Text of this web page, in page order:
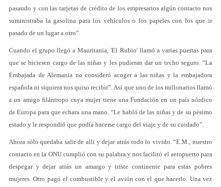
pasando y con las tarjetas de crédito de los empresarios algún contacto nos
suministraba la gasolina para los vehículos o los papeles con los que ir
pasado de un lugar a otro”.
Cuando el grupo llegó a Mauritania, 'El Rubio' llamó a varias puertas para
que se hiciesen cargo de las niñas y les pudieran dar un techo seguro. “La
Embajada de Alemania no consideró acoger a las niñas y la embajadora
española ni siquiera nos quiso recibir”. Así que uno de los millonarios llamó
a un amigo filántropo cuya mujer tiene una Fundación en un país nórdico
de Europa para que echara una mano. “Le habló de las niñas y de su pésimo
estado y le respondió que podía hacerse cargo del viaje y de su cuidado”.
Ahora sólo quedaba salir de allí y dejar atrás todo lo vivido. “E.M., nuestro
contacto en la ONU cumplió con su palabra y nos facilitó el aeropuerto para
despegar y dejar atrás un amargo y triste continente para estas pobres
mujeres. Otro pagó el combustible y el avión con el que hacerlo. Una vez